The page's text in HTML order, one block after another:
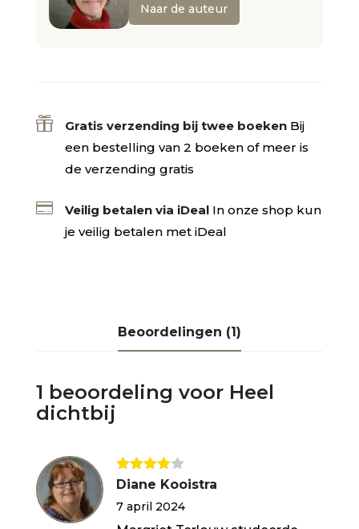
Naar de auteur
 Gratis verzending bij twee boeken Bij
een bestelling van 2 boeken of meer is
de verzending gratis
 Veilig betalen via iDeal In onze shop kun
je veilig betalen met iDeal
Beoordelingen (1)
1 beoordeling voor Heel
dichtbij
Gewaarde
5
Diane Kooistra
7 april 2024